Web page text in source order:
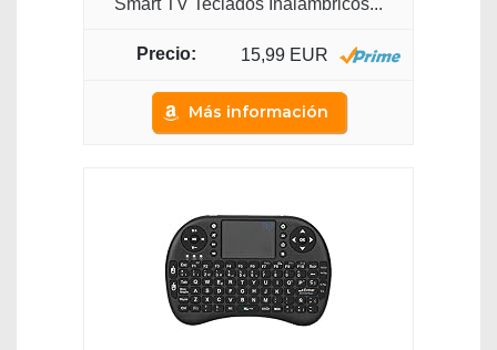
Smart TV Teclados Inalambricos...
15,99 EUR
Más información